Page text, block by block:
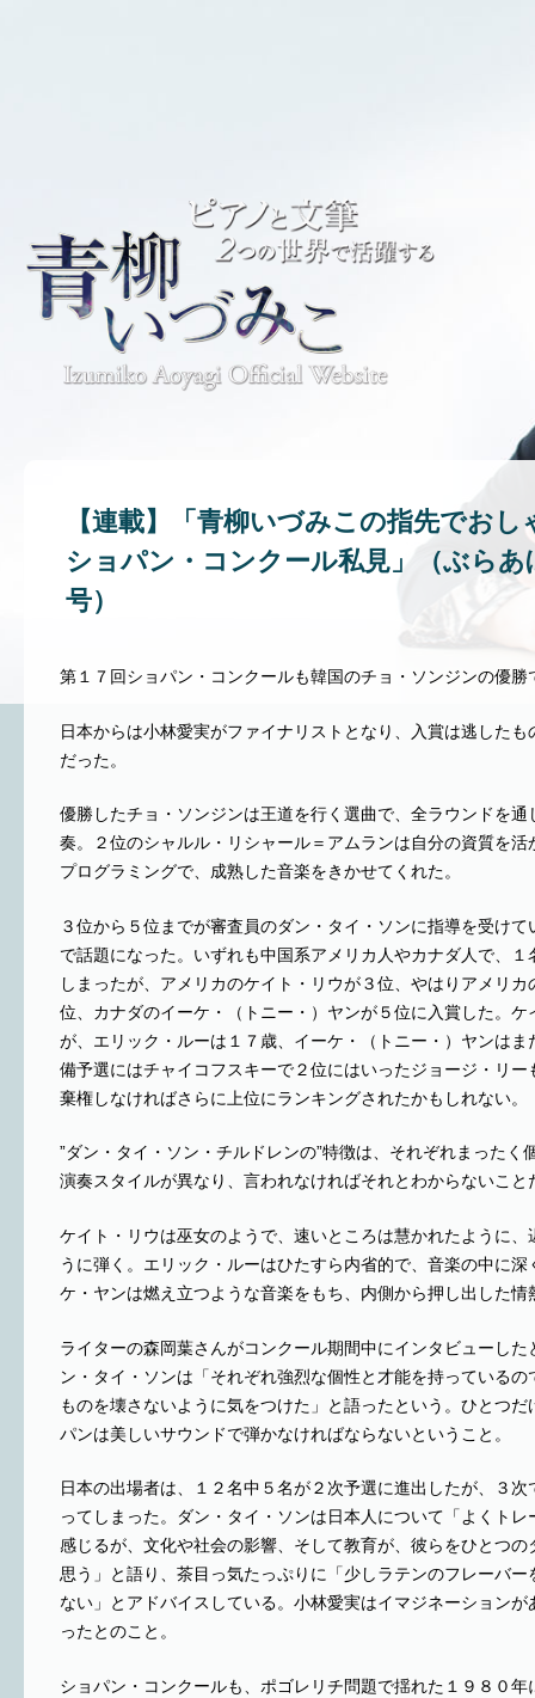
【連載】「青柳いづみこの指先でおし
ショパン・コンクール私見」（ぶらあ
号）
第１７回ショパン・コンクールも韓国のチョ・ソンジンの優勝
日本からは小林愛実がファイナリストとなり、入賞は逃した
だった。
優勝したチョ・ソンジンは王道を行く選曲で、全ラウンドを通
奏。２位のシャルル・リシャール＝アムランは自分の資質を活
プログラミングで、成熟した音楽をきかせてくれた。
３位から５位までが審査員のダン・タイ・ソンに指導を受け
で話題になった。いずれも中国系アメリカ人やカナダ人で、１
しまったが、アメリカのケイト・リウが３位、やはりアメリ
位、カナダのイーケ・（トニー・）ヤンが５位に入賞した。ケ
が、エリック・ルーは１７歳、イーケ・（トニー・）ヤンはま
備予選にはチャイコフスキーで２位にはいったジョージ・リー
棄権しなければさらに上位にランキングされたかもしれない。
”ダン・タイ・ソン・チルドレンの”特徴は、それぞれまったく
演奏スタイルが異なり、言われなければそれとわからないこと
ケイト・リウは巫女のようで、速いところは慧かれたように、
うに弾く。エリック・ルーはひたすら内省的で、音楽の中に
ケ・ヤンは燃え立つような音楽をもち、内側から押し出した情
ライターの森岡葉さんがコンクール期間中にインタビューした
ン・タイ・ソンは「それぞれ強烈な個性と才能を持っている
ものを壊さないように気をつけた」と語ったという。ひとつ
パンは美しいサウンドで弾かなければならないということ。
日本の出場者は、１２名中５名が２次予選に進出したが、３
ってしまった。ダン・タイ・ソンは日本人について「よくト
感じるが、文化や社会の影響、そして教育が、彼らをひとつの
思う」と語り、茶目っ気たっぷりに「少しラテンのフレーバー
ない」とアドバイスしている。小林愛実はイマジネーションが
ったとのこと。
ショパン・コンクールも、ポゴレリチ問題で揺れた１９８０年